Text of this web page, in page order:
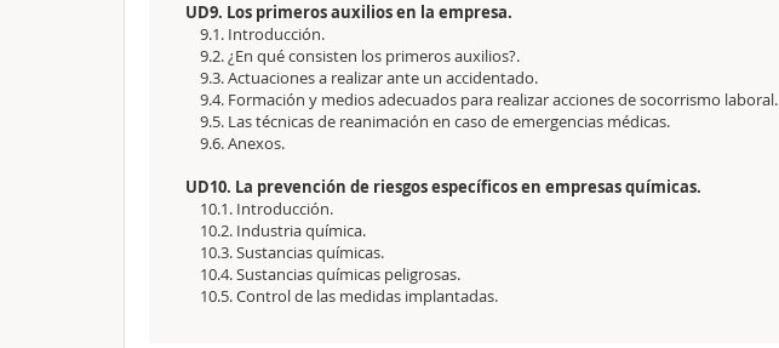
UD9. Los primeros auxilios en la empresa.
9.1. Introducción.
9.2. ¿En qué consisten los primeros auxilios?.
9.3. Actuaciones a realizar ante un accidentado.
9.4. Formación y medios adecuados para realizar acciones de socorrismo laboral.
9.5. Las técnicas de reanimación en caso de emergencias médicas.
9.6. Anexos.
UD10. La prevención de riesgos específicos en empresas químicas.
10.1. Introducción.
10.2. Industria química.
10.3. Sustancias químicas.
10.4. Sustancias químicas peligrosas.
10.5. Control de las medidas implantadas.